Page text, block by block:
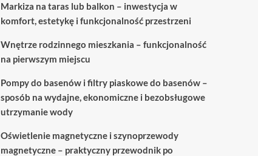
Markiza na taras lub balkon – inwestycja w
komfort, estetykę i funkcjonalność przestrzeni
Wnętrze rodzinnego mieszkania – funkcjonalność
na pierwszym miejscu
Pompy do basenów i filtry piaskowe do basenów –
sposób na wydajne, ekonomiczne i bezobsługowe
utrzymanie wody
Oświetlenie magnetyczne i szynoprzewody
magnetyczne – praktyczny przewodnik po